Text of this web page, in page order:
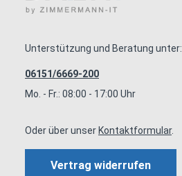
Unterstützung und Beratung unter:
06151/6669-200
Mo. - Fr.: 08:00 - 17:00 Uhr
Oder über unser Kontaktformular.
Vertrag widerrufen